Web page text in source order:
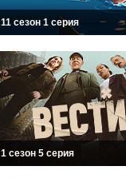
11 сезон 1 серия
1 сезон 5 серия